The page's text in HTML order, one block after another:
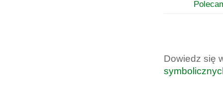
Dowiedz się